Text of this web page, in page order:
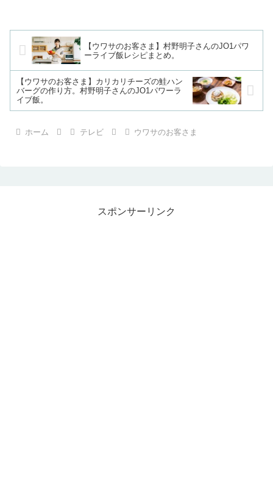
【ウワサのお客さま】村野明子さんのJO1パワ
ーライブ飯レシピまとめ。
【ウワサのお客さま】カリカリチーズの鮭ハン
バーグの作り方。村野明子さんのJO1パワーラ
イブ飯。
ホーム テレビ ウワサのお客さま
スポンサーリンク